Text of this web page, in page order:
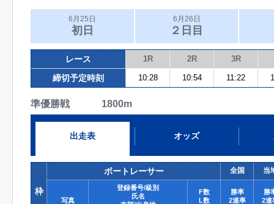
6月25日
初日
6月26日
２日目
レース 1R 2R 3R
締切予定時刻 10:28 10:54 11:22
準優勝戦 1800m
出走表 オッズ
枠
ボートレーサー 全国 当
写真
登録番号/級別
氏名
F数
L数
勝率
2連率
勝
2連